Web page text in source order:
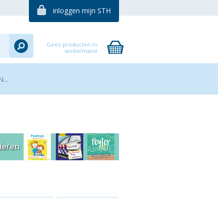
inloggen mijn STH
Geen producten in
winkelmand